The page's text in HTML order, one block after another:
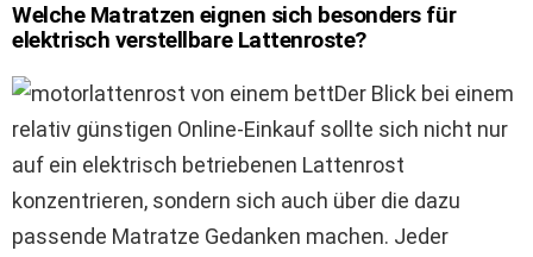
Welche Matratzen eignen sich besonders für
elektrisch verstellbare Lattenroste?
Der Blick bei einem
relativ günstigen Online-Einkauf sollte sich nicht nur
auf ein elektrisch betriebenen Lattenrost
konzentrieren, sondern sich auch über die dazu
passende Matratze Gedanken machen. Jeder